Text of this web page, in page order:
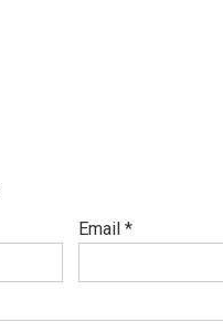
Email *